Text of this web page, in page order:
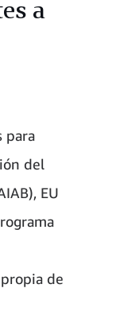
a
para
del
EU
de